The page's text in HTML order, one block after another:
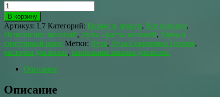
Количество
товара
Лула
Сокровища
Гномов
42
см
В корзину
Артикул: L7 Категорий: Бизнес и деньги, Все изделия,
Исполнение желаний, Лулы - расты желаний, Удача и
счастливый шанс Метки: Лула, Лула Сокровища Гномов,
расточка для волос, сакральная заколка для волос
Описание
Описание